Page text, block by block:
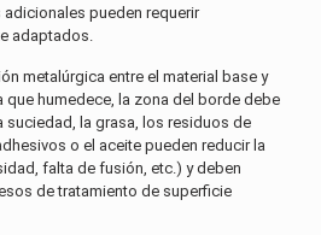
pueden requerir
adaptados.
metalúrgica entre el material base y
que humedece, la zona del borde debe
suciedad, la grasa, los residuos de
o el aceite pueden reducir la
falta de fusión, etc.) y deben
de tratamiento de superficie